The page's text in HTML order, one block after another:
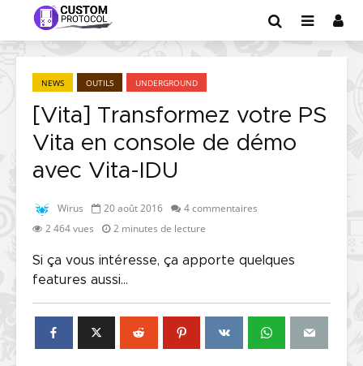
NEWS OUTILS UNDERGROUND
[Vita] Transformez votre PS
Vita en console de démo
avec Vita-IDU
Wirus 20 août 2016
4 commentaires
2 464 vues
2 minutes de lecture
Si ça vous intéresse, ça apporte quelques
features aussi...